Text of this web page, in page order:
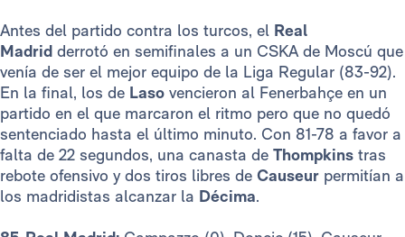
Antes del partido contra los turcos, el Real
Madrid derrotó en semifinales a un CSKA de Moscú que
venía de ser el mejor equipo de la Liga Regular (83-92).
En la final, los de Laso vencieron al Fenerbahçe en un
partido en el que marcaron el ritmo pero que no quedó
sentenciado hasta el último minuto. Con 81-78 a favor a
falta de 22 segundos, una canasta de Thompkins tras
rebote ofensivo y dos tiros libres de Causeur permitían a
los madridistas alcanzar la Décima.